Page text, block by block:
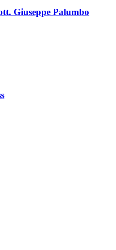
Giuseppe Palumbo